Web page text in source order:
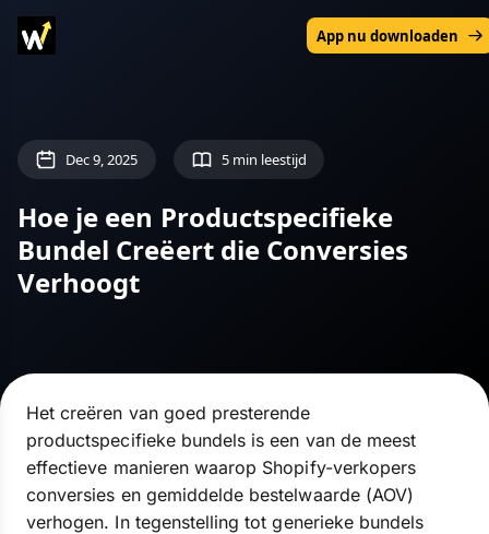
App nu downloaden
Dec 9, 2025 5 min leestijd
Hoe je een Productspecifieke
Bundel Creëert die Conversies
Verhoogt
Het creëren van goed presterende
productspecifieke bundels is een van de meest
effectieve manieren waarop Shopify-verkopers
conversies en gemiddelde bestelwaarde (AOV)
verhogen. In tegenstelling tot generieke bundels